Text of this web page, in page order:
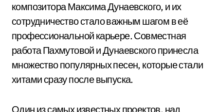
композитора Максима Дунаевского, и их
сотрудничество стало важным шагом в её
профессиональной карьере. Совместная
работа Пахмутовой и Дунаевского принесла
множество популярных песен, которые стали
хитами сразу после выпуска.
Один из самых известных проектов, над